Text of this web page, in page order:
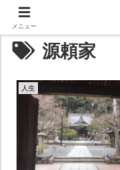
源頼家
人生
メニュー